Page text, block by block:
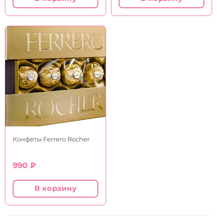
890 ₽.
Конфеты Ferrero Rocher
990 ₽
В корзину